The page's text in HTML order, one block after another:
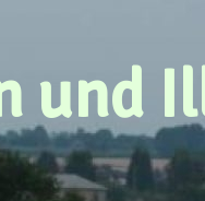
und